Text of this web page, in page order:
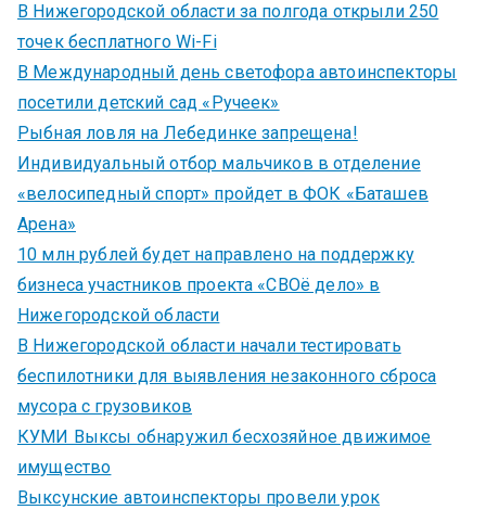
В Нижегородской области за полгода открыли 250
точек бесплатного Wi-Fi
В Международный день светофора автоинспекторы
посетили детский сад «Ручеек»
Рыбная ловля на Лебединке запрещена!
Индивидуальный отбор мальчиков в отделение
«велосипедный спорт» пройдет в ФОК «Баташев
Арена»
10 млн рублей будет направлено на поддержку
бизнеса участников проекта «СВОё дело» в
Нижегородской области
В Нижегородской области начали тестировать
беспилотники для выявления незаконного сброса
мусора с грузовиков
КУМИ Выксы обнаружил бесхозяйное движимое
имущество
Выксунские автоинспекторы провели урок